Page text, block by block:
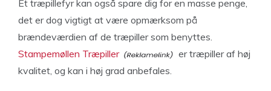
Et træpillefyr kan også spare dig for en masse penge,
det er dog vigtigt at være opmærksom på
brændeværdien af de træpiller som benyttes.
Stampemøllen Træpiller
er træpiller af høj
kvalitet, og kan i høj grad anbefales.